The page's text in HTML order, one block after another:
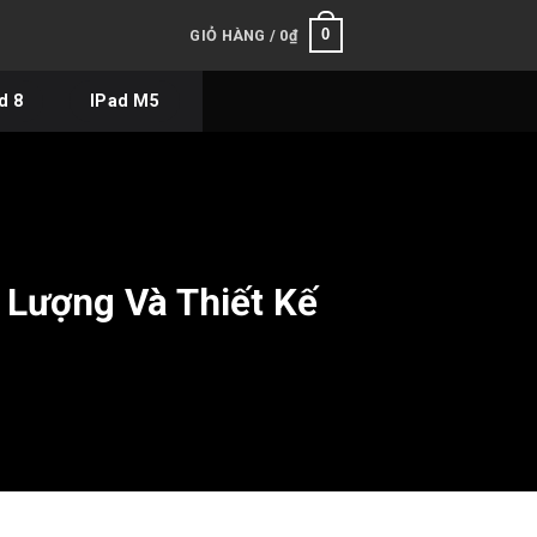
GIỎ HÀNG / 0₫ 0
8 IPad M5
Và Thiết Kế